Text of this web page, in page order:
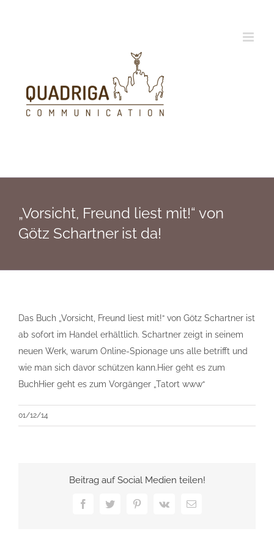
„Vorsicht, Freund liest mit!“ von
Götz Schartner ist da!
Das Buch „Vorsicht, Freund liest mit!“ von Götz Schartner ist
ab sofort im Handel erhältlich. Schartner zeigt in seinem
neuen Werk, warum Online-Spionage uns alle betrifft und
wie man sich davor schützen kann.Hier geht es zum
BuchHier geht es zum Vorgänger „Tatort www“
01/12/14
Beitrag auf Social Medien teilen!
FacebookTwitterPinterest
Vk
E-